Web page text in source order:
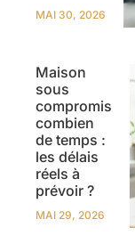
MAI 30, 2026
Maison
sous
compromis
combien
de temps :
les délais
réels à
prévoir ?
MAI 29, 2026